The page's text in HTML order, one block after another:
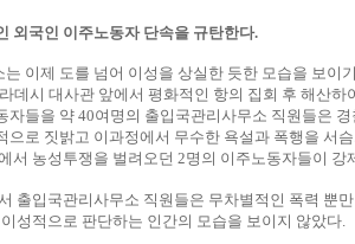
외국인 이주노동자 단속을 규탄한다.
이제 도를 넘어 이성을 상실한 듯한 모습을 보이
데시 대사관 앞에서 평화적인 항의 집회 후 해산하
자들을 약 40여명의 출입국관리사무소 직원들은
으로 짓밝고 이과정에서 무수한 욕설과 폭행을 서
서 농성투쟁을 벌려오던 2명의 이주노동자들이 강
출입국관리사무소 직원들은 무차별적인 폭력 뿐
성적으로 판단하는 인간의 모습을 보이지 않았다.